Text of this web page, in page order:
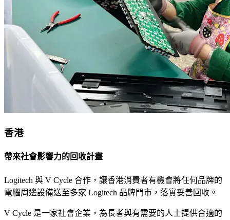
香港
帶來社會影響力的回收計畫
Logitech 與 V Cycle 合作，讓香港消費者有機會將任何品牌的
電腦周邊設備送至多家 Logitech 品牌門市，落實妥善回收。
V Cycle 是一家社會企業，為長者與有需要的人士提供合適的